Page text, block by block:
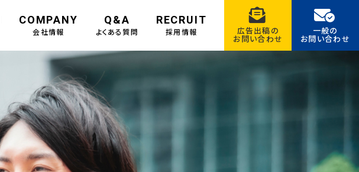
COMPANY
会社情報
Q&A
よくある質問
RECRUIT
採用情報
広告出稿の
お問い合わせ
一般の
お問い合わせ